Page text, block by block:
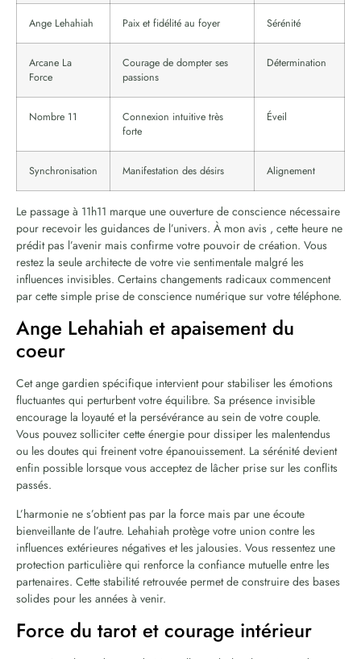
Ange Lehahiah Paix et fidélité au foyer Sérénité
Arcane La
Force
Courage de dompter ses
passions
Détermination
Nombre 11
Connexion intuitive très
forte
Éveil
Synchronisation Manifestation des désirs Alignement
Le passage à 11h11 marque une ouverture de conscience nécessaire
pour recevoir les guidances de l’univers. À mon avis , cette heure ne
prédit pas l’avenir mais confirme votre pouvoir de création. Vous
restez la seule architecte de votre vie sentimentale malgré les
influences invisibles. Certains changements radicaux commencent
par cette simple prise de conscience numérique sur votre téléphone.
Ange Lehahiah et apaisement du
coeur
Cet ange gardien spécifique intervient pour stabiliser les émotions
fluctuantes qui perturbent votre équilibre. Sa présence invisible
encourage la loyauté et la persévérance au sein de votre couple.
Vous pouvez solliciter cette énergie pour dissiper les malentendus
ou les doutes qui freinent votre épanouissement. La sérénité devient
enfin possible lorsque vous acceptez de lâcher prise sur les conflits
passés.
L’harmonie ne s’obtient pas par la force mais par une écoute
bienveillante de l’autre. Lehahiah protège votre union contre les
influences extérieures négatives et les jalousies. Vous ressentez une
protection particulière qui renforce la confiance mutuelle entre les
partenaires. Cette stabilité retrouvée permet de construire des bases
solides pour les années à venir.
Force du tarot et courage intérieur